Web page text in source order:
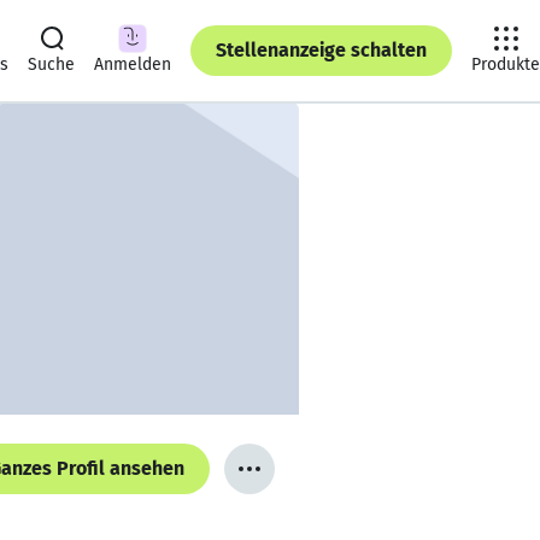
Suche Anmelden
Stellenanzeige schalten
Produkte
Profil ansehen